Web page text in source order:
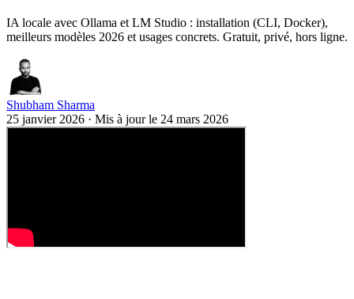
IA locale avec Ollama et LM Studio : installation (CLI, Docker),
meilleurs modèles 2026 et usages concrets. Gratuit, privé, hors ligne.
Shubham Sharma
25 janvier 2026 · Mis à jour le 24 mars 2026